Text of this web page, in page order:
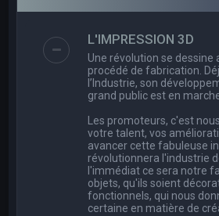
L'IMPRESSION 3D
Une révolution se dessine
procédé de fabrication.
l’Industrie, son
grand public est en
Les promoteurs, c'est
votre talent, vos
avancer cette fabuleuse
révolutionnera l'industrie
l'immédiat ce sera notre
objets, qu'ils soient
fonctionnels, qui nous
certaine en matière de